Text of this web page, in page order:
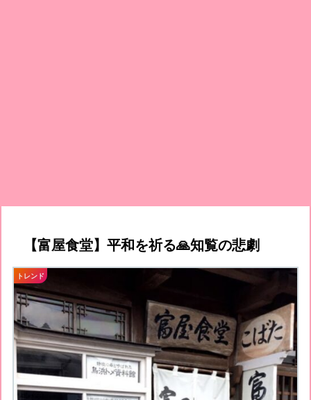
【富屋食堂】平和を祈る🙏知覧の悲劇
トレンド